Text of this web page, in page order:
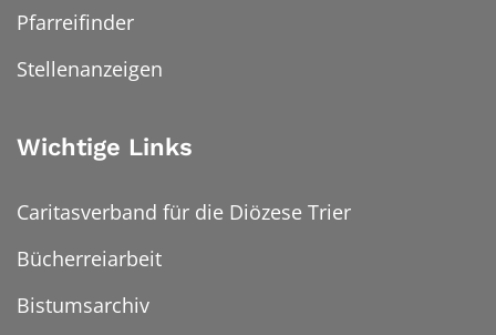
Pfarreifinder
Stellenanzeigen
Wichtige Links
Caritasverband für die Diözese Trier
Bücherreiarbeit
Bistumsarchiv